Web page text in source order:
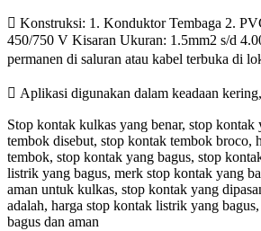
 Konstruksi: 1. Konduktor Tembaga 2.
450/750 V Kisaran Ukuran: 1.5mm2 s/d
permanen di saluran atau kabel terbuka di
 Aplikasi digunakan dalam keadaan kering,
Stop kontak kulkas yang benar, stop kontak
tembok disebut, stop kontak tembok broco,
tembok, stop kontak yang bagus, stop
listrik yang bagus, merk stop kontak yang
aman untuk kulkas, stop kontak yang
adalah, harga stop kontak listrik yang
bagus dan aman